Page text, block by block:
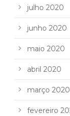
julho 2020
junho 2020
maio 2020
abril 2020
março 2020
fevereiro